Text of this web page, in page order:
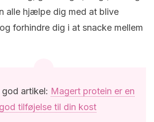
alle hjælpe dig med at blive
forhindre dig i at snacke mellem
god artikel: Magert protein er en
god tilføjelse til din kost